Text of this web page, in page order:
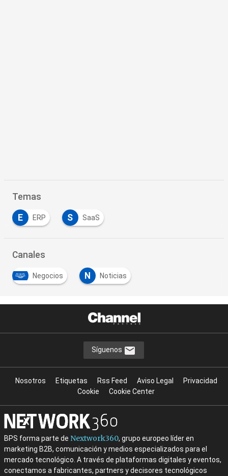
Temas
E ERP S SaaS
Canales
Negocios N Noticias
Síguenos
Nosotros Etiquetas Rss Feed Aviso Legal
Privacidad
Cookie
Cookie Center
BPS forma parte de Nextwork360, grupo europeo líder en
marketing B2B, comunicación y medios especializados para el
mercado tecnológico. A través de plataformas digitales y eventos,
conectamos a fabricantes, partners y decisores tecnológicos